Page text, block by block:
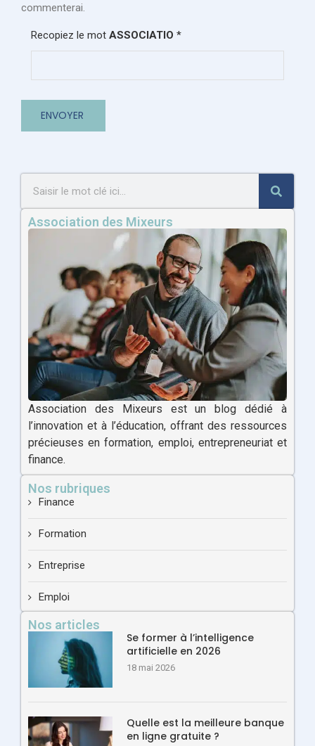
commenterai.
Recopiez le mot ASSOCIATIO *
Association des Mixeurs
Association des Mixeurs est un blog dédié à
l’innovation et à l’éducation, offrant des ressources
précieuses en formation, emploi, entrepreneuriat et
finance.
Nos rubriques
Finance
Formation
Entreprise
Emploi
Nos articles
Se former à l’intelligence
artificielle en 2026
18 mai 2026
Quelle est la meilleure banque
en ligne gratuite ?